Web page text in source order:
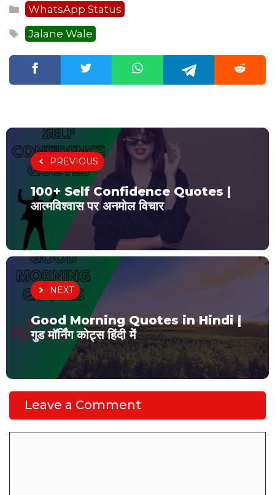
Categories
WhatsApp Status
Tags
Jalane Wale
PREVIOUS
100+ Self Confidence Quotes |
आत्मविश्वास पर अनमोल विचार
NEXT
Good Morning Quotes in Hindi |
गुड मॉर्निंग कोट्स हिंदी में
Leave a Comment